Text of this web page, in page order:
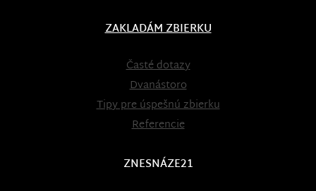
ZAKLADÁM ZBIERKU
Časté dotazy
Dvanástoro
Tipy pre úspešnú zbierku
Referencie
ZNESNÁZE21